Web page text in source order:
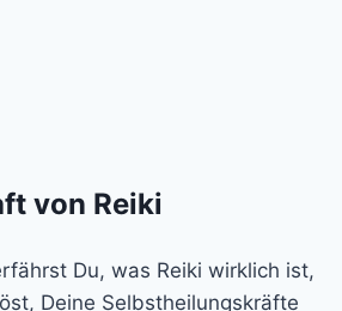
von Reiki
Du, was Reiki wirklich ist,
Deine Selbstheilungskräfte